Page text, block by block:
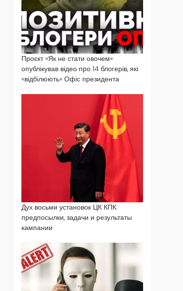
Проєкт «Як не стати овочем»
опублікував відео про 14 блогерів, які
«відбілюють» Офіс президента
Дух восьми установок ЦК КПК:
предпосылки, задачи и результаты
кампании